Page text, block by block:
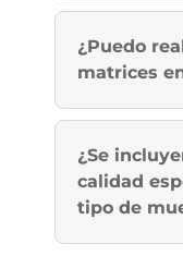
¿Puedo
matrices
¿Se
calidad
tipo de